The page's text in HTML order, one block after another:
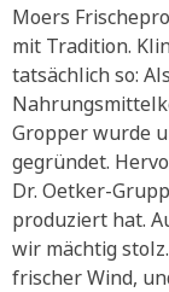
Moers
mit Tradition.
tatsächlich so:
Gropper wurde
gegründet.
Dr. Oetker-
produziert hat.
wir mächtig
frischer Wind,